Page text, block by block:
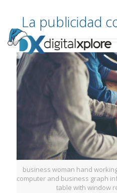
La publicidad
business woman hand
computer and business graph
table with window